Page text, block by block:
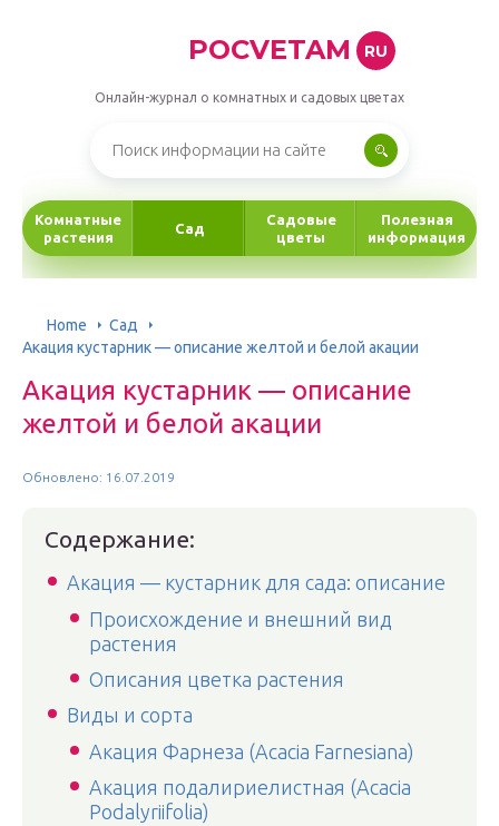
POCVETAM RU
Онлайн-журнал о комнатных и садовых цветах
Комнатные
растения
Сад
Садовые
цветы
Полезная
информация
Home
Сад
Акация кустарник — описание желтой и белой акации
Акация кустарник — описание
желтой и белой акации
Обновлено: 16.07.2019
Содержание:
Акация — кустарник для сада: описание
Происхождение и внешний вид
растения
Описания цветка растения
Виды и сорта
Акация Фарнеза (Acacia Farnesiana)
Акация подалириелистная (Acacia
Podalyriifolia)